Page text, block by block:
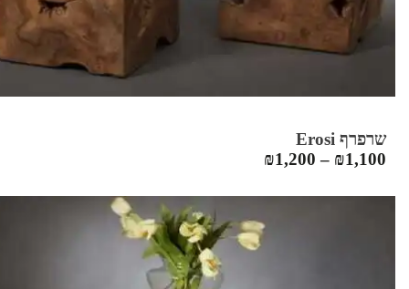
שרפרף Erosi
₪1,100
–
₪1,200